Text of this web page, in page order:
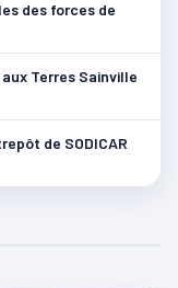
des forces de
Terres Sainville
de SODICAR